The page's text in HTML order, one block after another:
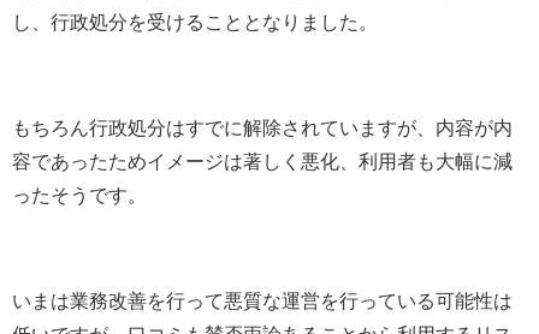
し、行政処分を受けることとなりました。
もちろん行政処分はすでに解除されていますが、内容が内
容であったためイメージは著しく悪化、利用者も大幅に減
ったそうです。
いまは業務改善を行って悪質な運営を行っている可能性は